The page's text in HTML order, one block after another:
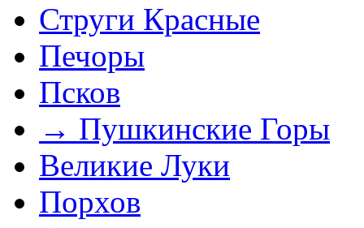
Струги Красные
Печоры
Псков
→ Пушкинские Горы
Великие Луки
Порхов